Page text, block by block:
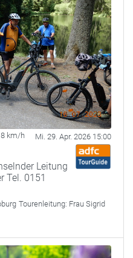
km/h Mi. 29. Apr. 2026 15:00
Leitung
Tel. 0151
Tourenleitung: Frau Sigrid